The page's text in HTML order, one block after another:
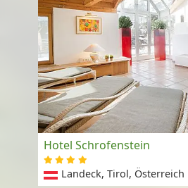
Hotel Schrofenstein
Landeck, Tirol, Österreich